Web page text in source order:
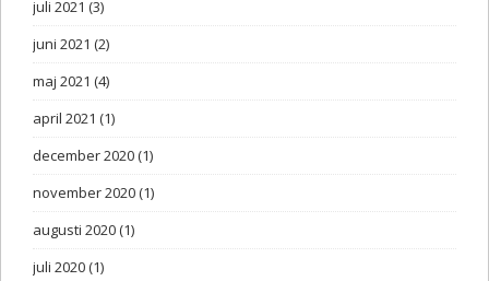
juli 2021 (3)
juni 2021 (2)
maj 2021 (4)
april 2021 (1)
december 2020(1)
november 2020(1)
augusti 2020(1)
juli 2020(1)